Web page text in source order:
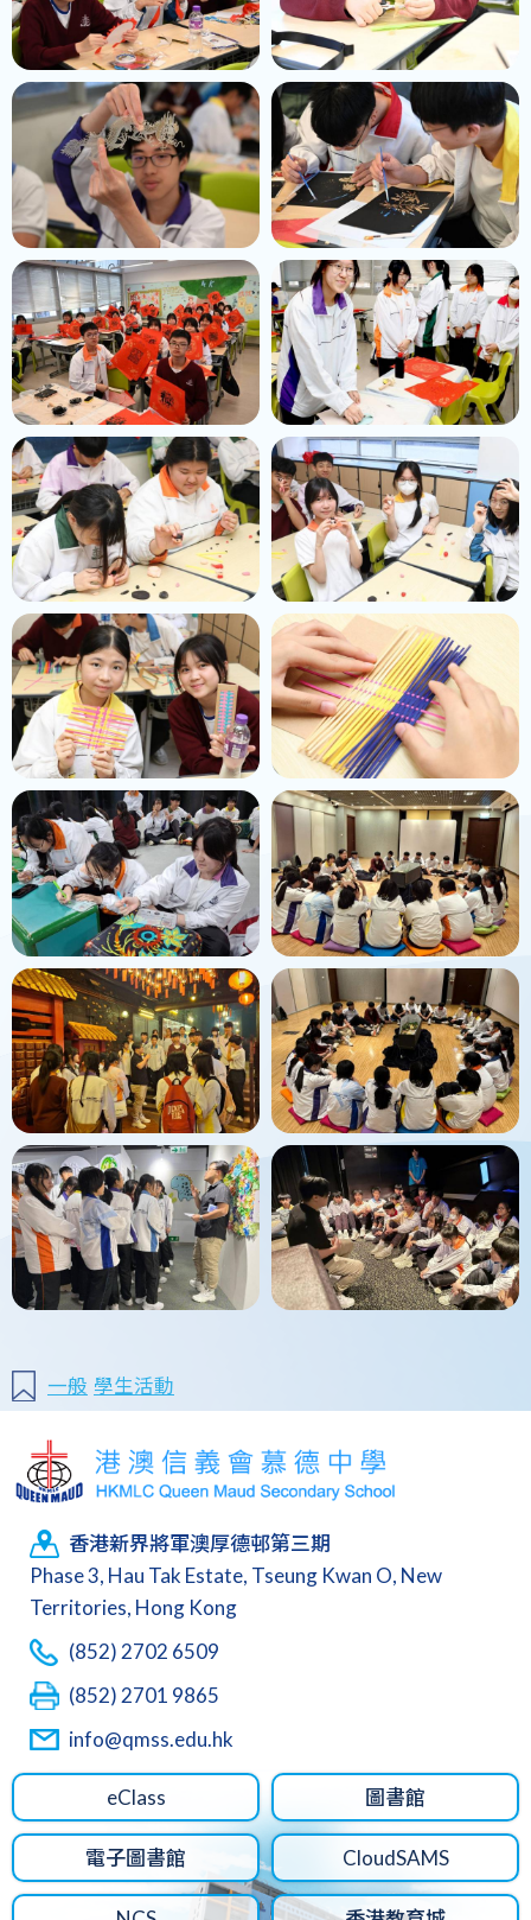
一般 學生活動
香港新界將軍澳厚德邨第三期
Phase 3, Hau Tak Estate, Tseung Kwan O, New
Territories, Hong Kong
(852) 2702 6509
(852) 2701 9865
info@qmss.edu.hk
eClass 圖書館
電子圖書館 CloudSAMS